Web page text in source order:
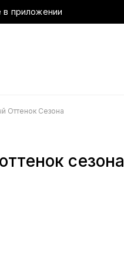
в приложении
Оттенок Сезона
сезона